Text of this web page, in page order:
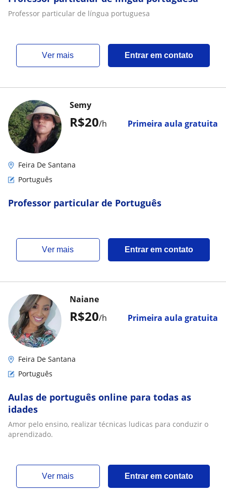
Professor particular de língua portuguesa
ver mais Entrar em contato
R$20/h Primeira aula gratuita
Semy
Feira De Santana
Português
Professor particular de Português
ver mais Entrar em contato
R$20/h Primeira aula gratuita
Naiane
Feira De Santana
Português
Aulas de português online para todas as
idades
Amor pelo ensino, realizar técnicas ludicas para conduzir o
aprendizado.
ver mais Entrar em contato